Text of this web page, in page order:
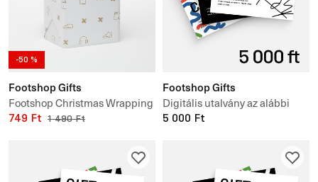
-50 %
Footshop Gifts
Footshop Christmas Wrapping
Paper (100 x 75 cm)
749 Ft 1 490 Ft
Footshop Gifts
Digitális utalvány az alábbi
értékben 5 000 ft
5 000 Ft